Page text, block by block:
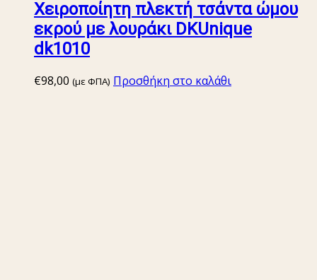
Χειροποίητη πλεκτή τσάντα ώμου
εκρού με λουράκι DKUnique
dk1010
€98,00 (με ΦΠΑ) Προσθήκη στο καλάθι